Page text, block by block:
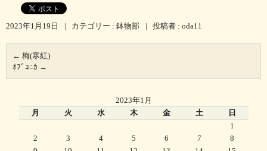
2023年1月19日 | カテゴリー : 鉢物部 | 投稿者 : oda11
← 梅(寒紅)
ｵﾌﾞｺﾆｶ →
2023年1月
月
火 水 木 金 土 日
1
2
3 4 5 6 7
8